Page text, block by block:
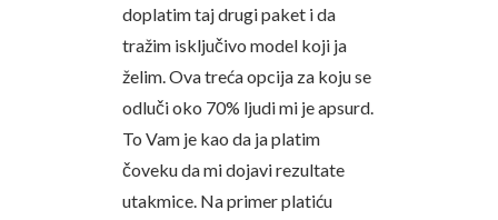
doplatim taj drugi paket i da
tražim isključivo model koji ja
želim. Ova treća opcija za koju se
odluči oko 70% ljudi mi je apsurd.
To Vam je kao da ja platim
čoveku da mi dojavi rezultate
utakmice. Na primer platiću